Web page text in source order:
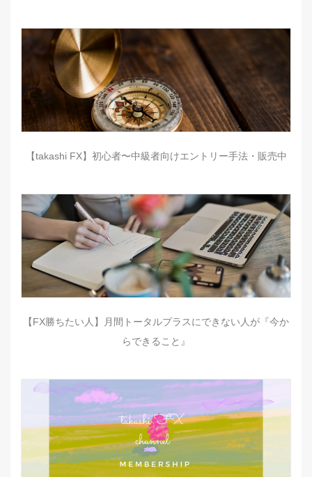
【takashi FX】初心者〜中級者向けエントリー手法・販売中
【FX勝ちたい人】月間トータルプラスにできない人が『今か
らできること』